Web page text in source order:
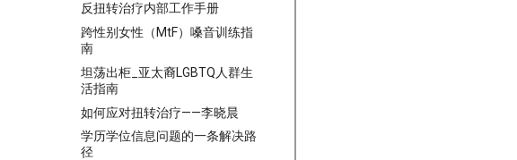
反扭转治疗内部工作手册
跨性别女性（MtF）嗓音训练指
南
坦荡出柜_亚太裔LGBTQ人群生
活指南
如何应对扭转治疗——李晓晨
学历学位信息问题的一条解决路
径